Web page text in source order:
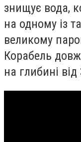
знищує вода,
на одному із
великому
Корабель
на глибині